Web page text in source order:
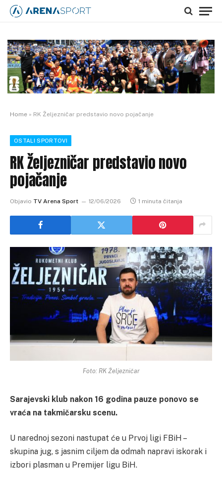
Home » RK Željezničar predstavio novo pojačanje
OSTALI SPORTOVI
RK Željezničar predstavio novo
pojačanje
Objavio TV Arena Sport 12/06/2026 1 minuta čitanja
Foto: RK Željezničar
Sarajevski klub nakon 16 godina pauze ponovo se
vraća na takmičarsku scenu.
U narednoj sezoni nastupat će u Prvoj ligi FBiH –
skupina jug, s jasnim ciljem da odmah napravi iskorak i
izbori plasman u Premijer ligu BiH.